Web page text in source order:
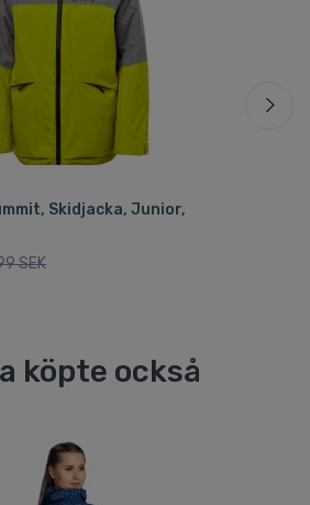
Skidjacka, Junior,
SEK
köpte också